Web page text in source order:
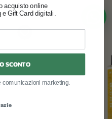
acquisto online
Gift Card digitali.
SCONTO
marketing.